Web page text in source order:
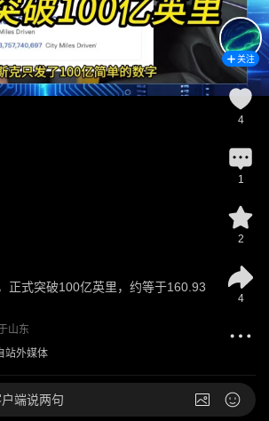
正式突破100亿英里，约等于160.93
山东
站外媒体
关注
4
1
2
4
端说两句